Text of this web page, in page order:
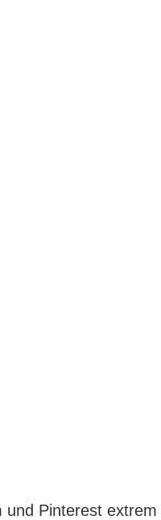
und Pinterest